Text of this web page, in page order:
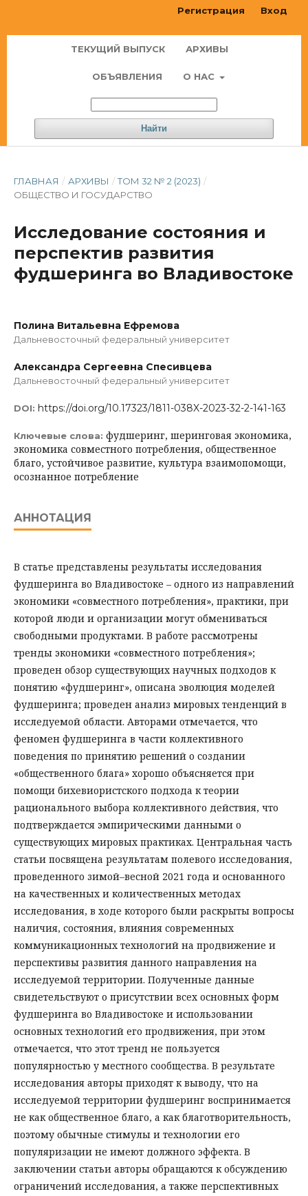
ТЕКУЩИЙ ВЫПУСК АРХИВЫ
ОБЪЯВЛЕНИЯ О НАС
Найти
Регистрация Вход
ГЛАВНАЯ / АРХИВЫ / ТОМ 32 № 2 (2023) /
ОБЩЕСТВО И ГОСУДАРСТВО
Исследование состояния и
перспектив развития
фудшеринга во Владивостоке
Полина Витальевна Ефремова
Дальневосточный федеральный университет
Александра Сергеевна Спесивцева
Дальневосточный федеральный университет
DOI: https://doi.org/10.17323/1811-038X-2023-32-2-141-163
Ключевые слова: фудшеринг, шеринговая экономика,
экономика совместного потребления, общественное
благо, устойчивое развитие, культура взаимопомощи,
осознанное потребление
АННОТАЦИЯ
В статье представлены результаты исследования
фудшеринга во Владивостоке – одного из направлений
экономики «совместного потребления», практики, при
которой люди и организации могут обмениваться
свободными продуктами. В работе рассмотрены
тренды экономики «совместного потребления»;
проведен обзор существующих научных подходов к
понятию «фудшеринг», описана эволюция моделей
фудшеринга; проведен анализ мировых тенденций в
исследуемой области. Авторами отмечается, что
феномен фудшеринга в части коллективного
поведения по принятию решений о создании
«общественного блага» хорошо объясняется при
помощи бихевиористского подхода к теории
рационального выбора коллективного действия, что
подтверждается эмпирическими данными о
существующих мировых практиках. Центральная часть
статьи посвящена результатам полевого исследования,
проведенного зимой–весной 2021 года и основанного
на качественных и количественных методах
исследования, в ходе которого были раскрыты вопросы
наличия, состояния, влияния современных
коммуникационных технологий на продвижение и
перспективы развития данного направления на
исследуемой территории. Полученные данные
свидетельствуют о присутствии всех основных форм
фудшеринга во Владивостоке и использовании
основных технологий его продвижения, при этом
отмечается, что этот тренд не пользуется
популярностью у местного сообщества. В результате
исследования авторы приходят к выводу, что на
исследуемой территории фудшеринг воспринимается
не как общественное благо, а как благотворительность,
поэтому обычные стимулы и технологии его
популяризации не имеют должного эффекта. В
заключении статьи авторы обращаются к обсуждению
ограничений исследования, а также перспективных